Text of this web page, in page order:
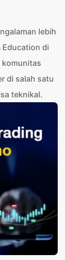
lebih
Education di
komunitas
di salah satu
teknikal.